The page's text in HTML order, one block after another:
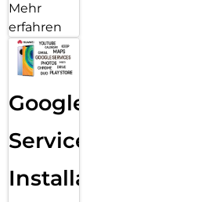
Mehr
erfahren
Google
Services
Installation